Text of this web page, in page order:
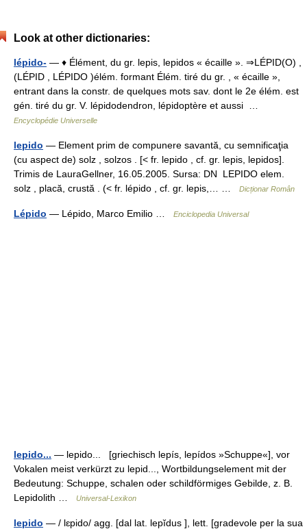
Look at other dictionaries:
lépido- — ♦ Élément, du gr. lepis, lepidos « écaille ». ⇒LÉPID(O) ,
(LÉPID , LÉPIDO )élém. formant Élém. tiré du gr. , « écaille »,
entrant dans la constr. de quelques mots sav. dont le 2e élém. est
gén. tiré du gr. V. lépidodendron, lépidoptère et aussi …
Encyclopédie Universelle
lepido — Element prim de compunere savantă, cu semnificaţia
(cu aspect de) solz , solzos . [< fr. lepido , cf. gr. lepis, lepidos].
Trimis de LauraGellner, 16.05.2005. Sursa: DN LEPIDO elem.
solz , placă, crustă . (< fr. lépido , cf. gr. lepis,… …
Dicționar Român
Lépido — Lépido, Marco Emilio … Enciclopedia Universal
lepido... — lepido... [griechisch lepís, lepídos »Schuppe«], vor
Vokalen meist verkürzt zu lepid..., Wortbildungselement mit der
Bedeutung: Schuppe, schalen oder schildförmiges Gebilde, z. B.
Lepidolith …
Universal-Lexikon
lepido — / lɛpido/ agg. [dal lat. lepĭdus ], lett. [gradevole per la sua